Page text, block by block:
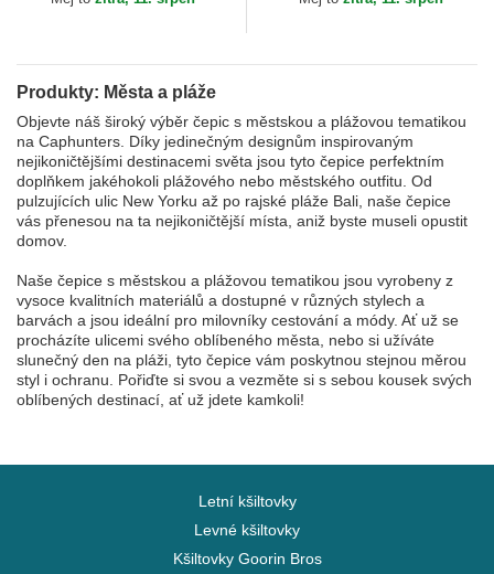
Produkty: Města a pláže
Objevte náš široký výběr čepic s městskou a plážovou tematikou
na Caphunters. Díky jedinečným designům inspirovaným
nejikoničtějšími destinacemi světa jsou tyto čepice perfektním
doplňkem jakéhokoli plážového nebo městského outfitu. Od
pulzujících ulic New Yorku až po rajské pláže Bali, naše čepice
vás přenesou na ta nejikoničtější místa, aniž byste museli opustit
domov.
Naše čepice s městskou a plážovou tematikou jsou vyrobeny z
vysoce kvalitních materiálů a dostupné v různých stylech a
barvách a jsou ideální pro milovníky cestování a módy. Ať už se
procházíte ulicemi svého oblíbeného města, nebo si užíváte
slunečný den na pláži, tyto čepice vám poskytnou stejnou měrou
styl i ochranu. Pořiďte si svou a vezměte si s sebou kousek svých
oblíbených destinací, ať už jdete kamkoli!
Letní kšiltovky
Levné kšiltovky
Kšiltovky Goorin Bros